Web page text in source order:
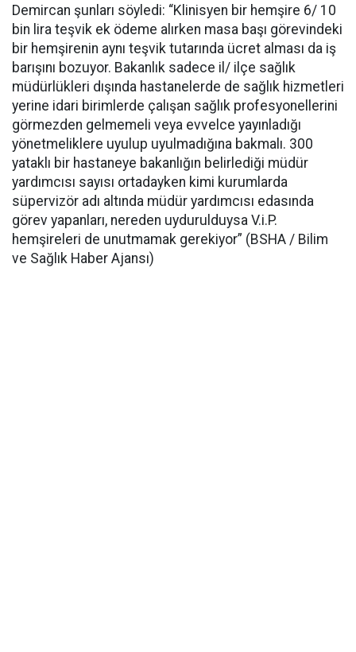
Demircan şunları söyledi: “Klinisyen bir hemşire 6/ 10
bin lira teşvik ek ödeme alırken masa başı görevindeki
bir hemşirenin aynı teşvik tutarında ücret alması da iş
barışını bozuyor. Bakanlık sadece il/ ilçe sağlık
müdürlükleri dışında hastanelerde de sağlık hizmetleri
yerine idari birimlerde çalışan sağlık profesyonellerini
görmezden gelmemeli veya evvelce yayınladığı
yönetmeliklere uyulup uyulmadığına bakmalı. 300
yataklı bir hastaneye bakanlığın belirlediği müdür
yardımcısı sayısı ortadayken kimi kurumlarda
süpervizör adı altında müdür yardımcısı edasında
görev yapanları, nereden uydurulduysa V.i.P.
hemşireleri de unutmamak gerekiyor” (BSHA / Bilim
ve Sağlık Haber Ajansı)